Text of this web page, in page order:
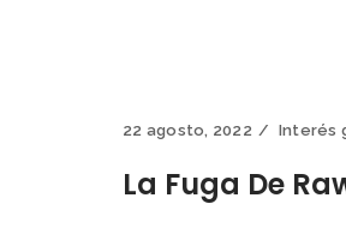
22 agosto, 2022 Interés
La Fuga De